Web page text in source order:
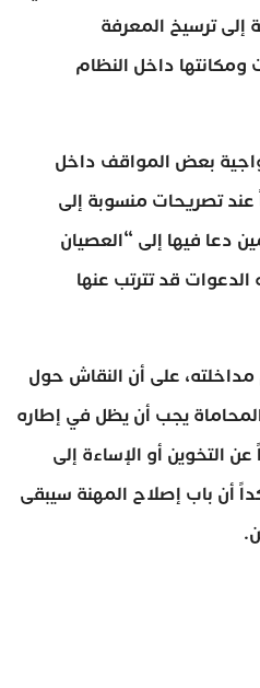
إلى ترسيخ المعرفة
داخل النظام
بعض المواقف داخل
عند تصريحات منسوبة إلى
دعا فيها إلى “العصيان
قد تترتب عنها
على أن النقاش حول
يجب أن يظل في إطاره
التخوين أو الإساءة إلى
أن باب إصلاح المهنة سيبقى